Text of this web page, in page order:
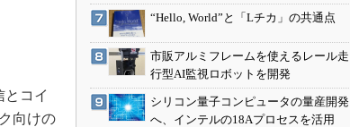
とコイ
向けの
“Hello, World”と「Lチカ」の共通点
市販アルミフレームを使えるレール走
行型AI監視ロボットを開発
シリコン量子コンピュータの量産開発
へ、インテルの18Aプロセスを活用